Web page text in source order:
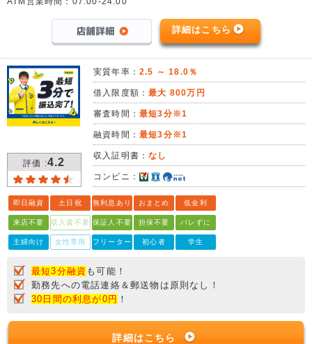
詳細はこちら
評価 :4.2
実質年率： 2.5 ～ 18.0％
借入限度額：最大 800万円
審査時間： 最短3分※1
融資時間： 最短3分※1
収入証明書：なし
コンビニ：
即日融資 土日祝 無利息あり おまとめ 低金利
来店不要 収入書不要 保証人不要 担保不要 バレずに
主婦向け 女性専用 フリーター 初心者 学生
最短3分融資 も可能！
勤務先への電話連絡＆郵送物は原則なし！
30日間の利息が0円 ！
詳細はこちら